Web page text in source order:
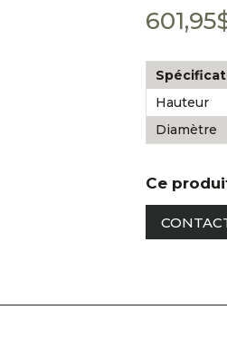
601,95
Hauteur
Diamètre
Ce